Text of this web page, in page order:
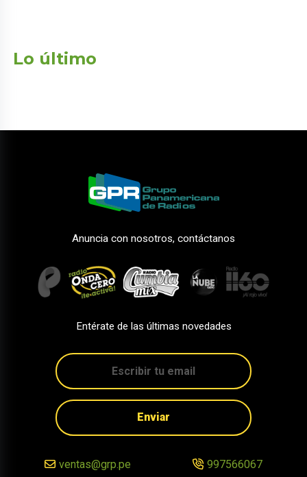
Lo último
Anuncia con nosotros, contáctanos
Entérate de las últimas novedades
Enviar
ventas@grp.pe 997566067